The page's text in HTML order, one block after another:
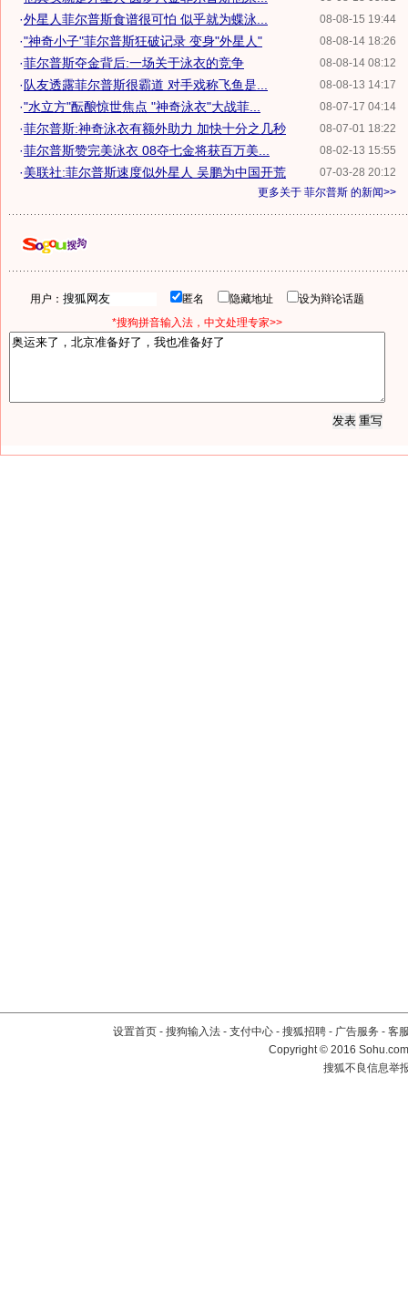
08-08-15 19:44
·外星人菲尔普斯食谱很可怕 似乎就为蝶泳...
08-08-14 18:26
·"神奇小子"菲尔普斯狂破记录 变身"外星人"
08-08-14 08:12
·菲尔普斯夺金背后:一场关于泳衣的竞争
08-08-13 14:17
·队友透露菲尔普斯很霸道 对手戏称飞鱼是...
08-07-17 04:14
·"水立方"酝酿惊世焦点 "神奇泳衣"大战菲...
08-07-01 18:22
·菲尔普斯:神奇泳衣有额外助力 加快十分之几秒
08-02-13 15:55
·菲尔普斯赞完美泳衣 08夺七金将获百万美...
07-03-28 20:12
·美联社:菲尔普斯速度似外星人 吴鹏为中国开荒
更多关于 菲尔普斯 的新闻>>
用户： 匿名 隐藏地址
设为辩论话题
*搜狗拼音输入法，中文处理专家>>
设置首页 - 搜狗输入法 - 支付中心 - 搜狐招聘 - 广告服务 - 客
Copyright©2016
搜狐不良信息举